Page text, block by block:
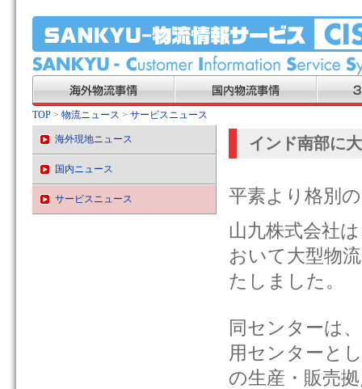
TOP > 物流ニュース > サービスニュース
海外現地ニュース
国内ニュース
サービスニュース
インド南部に
平素より格別
山九株式会社
おいて大型物
たしました。
同センターは
用センターと
の生産・販売